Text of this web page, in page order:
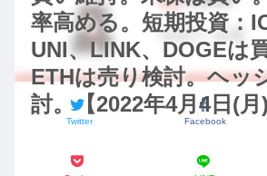
率高める。短期投資：
UNI、LINK、DOGEは
ETHは売り検討。ヘッ
討。【2022年4月4日(月)
Twitter Facebook